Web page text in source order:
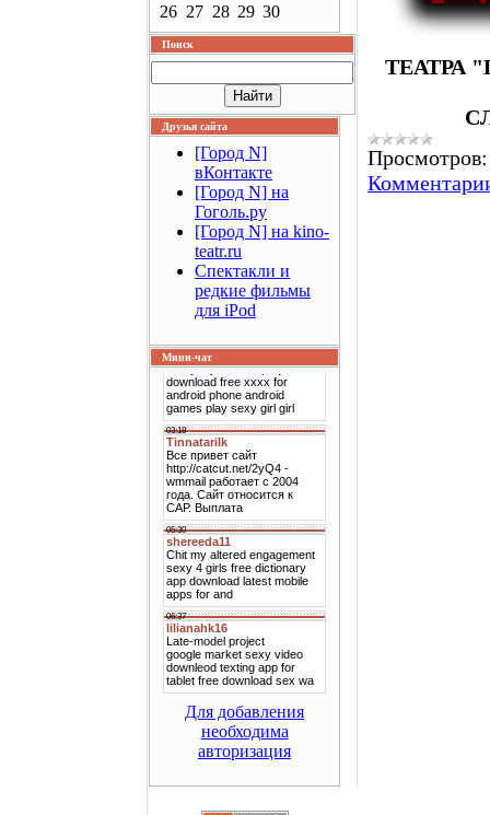
26 27 28 29 30
Поиск
Друзья сайта
[Город N]
вКонтакте
[Город N] на
Гоголь.ру
[Город N] на kino-
teatr.ru
Спектакли и
редкие фильмы
для iPod
Мини-чат
Для добавления
необходима
авторизация
ТЕАТРА
Просмотров: